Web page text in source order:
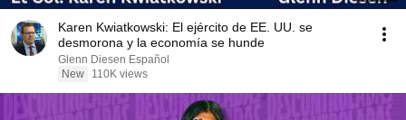
Karen Kwiatkowski: El ejército de EE. UU. se
desmorona y la economía se hunde
Glenn Diesen Español
New
110K views